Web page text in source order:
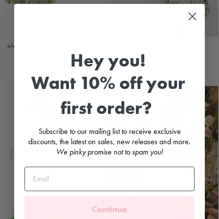
قميص "سيريل" وبنطال "جام" بطبعة غابة
TARTALETA
البيع
حفظ
TARTALETA
السعر
£62.99
LOOK AT MY BACK 🌴
Hey you!
Want 10% off your
first order?
Subscribe to our mailing list to receive exclusive
discounts, the latest on sales, new releases and more.
We pinky promise not to spam you!
Continue